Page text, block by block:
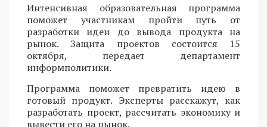
Интенсивная образовательная программа
поможет участникам пройти путь от
разработки идеи до вывода продукта на
рынок. Защита проектов состоится 15
октября, передает департамент
информполитики.
Программа поможет превратить идею в
готовый продукт. Эксперты расскажут, как
разработать проект, рассчитать экономику и
вывести его на рынок.